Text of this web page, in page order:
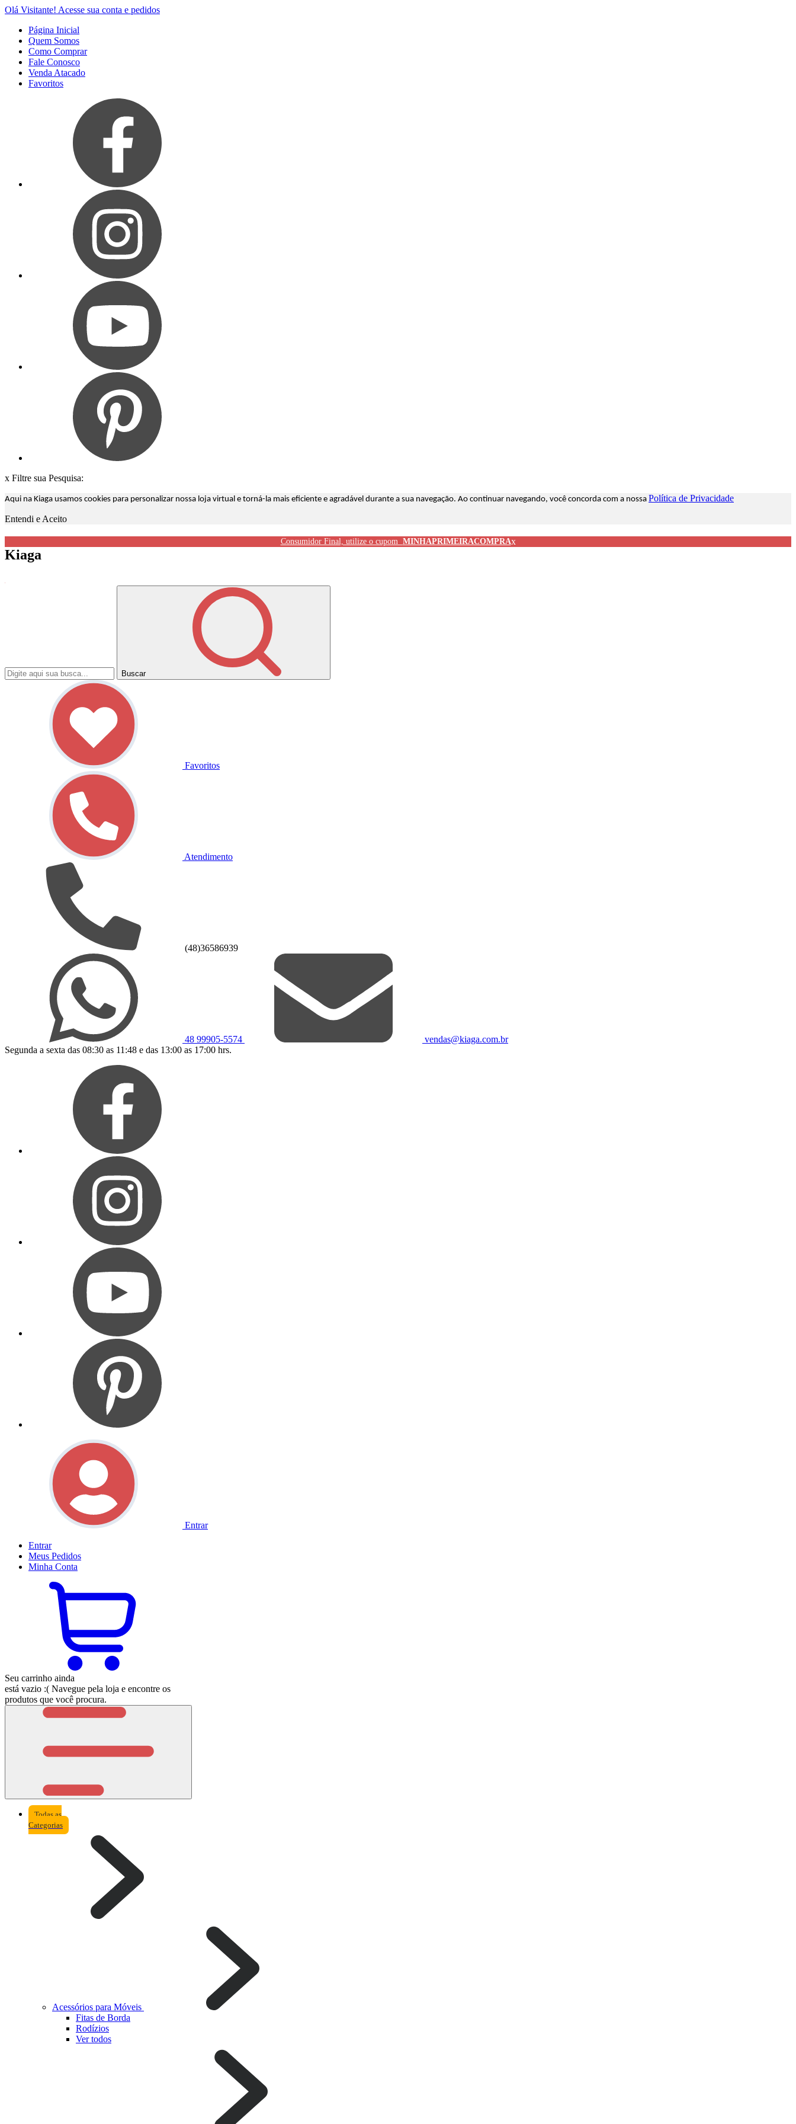
Olá Visitante! Acesse sua conta e pedidos
Página Inicial
Quem Somos
Como Comprar
Fale Conosco
Venda Atacado
Favoritos
x Filtre sua Pesquisa:
Aqui na Kiaga usamos cookies para personalizar nossa loja virtual e torná-la mais eficiente e agradável durante a sua navegação. Ao continuar navegando, você concorda com a nossa Política de Privacidade
Entendi e Aceito
Consumidor Final, utilize o cupom MINHAPRIMEIRACOMPRAx
Kiaga
Buscar
Favoritos
Atendimento
(48)36586939
48 99905-5574
vendas@kiaga.com.br
Segunda a sexta das 08:30 as 11:48 e das 13:00 as 17:00 hrs.
Entrar
Entrar
Meus Pedidos
Minha Conta
Seu carrinho ainda
está vazio :( Navegue pela loja e encontre os
produtos que você procura.
Todas as
Categorias
Acessórios para Móveis
Fitas de Borda
Rodízios
Ver todos